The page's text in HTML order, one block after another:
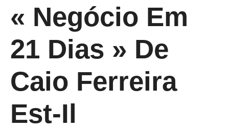
« Negócio Em
21 Dias » De
Caio Ferreira
Est-Il